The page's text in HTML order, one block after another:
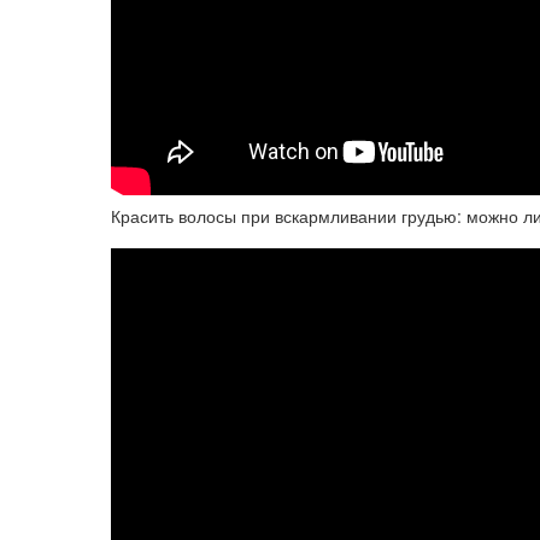
Красить волосы при вскармливании грудью: можно